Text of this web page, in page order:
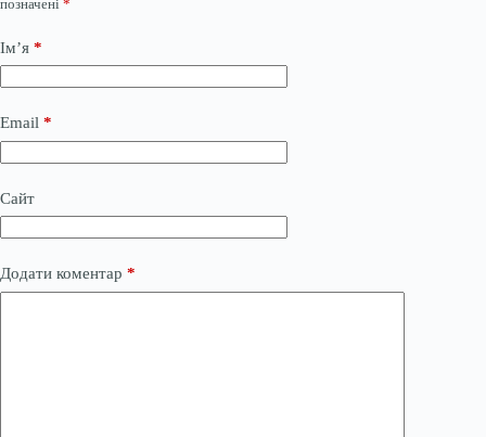
позначені *
Ім’я *
Email *
Сайт
Додати коментар *